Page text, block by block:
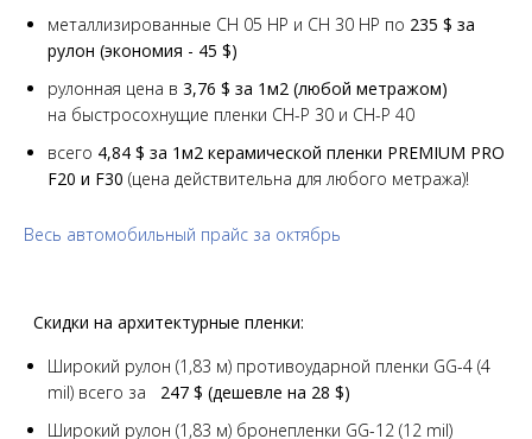
металлизированные СН 05 НР и СН 30 НР по 235 $ за
рулон (экономия - 45 $)
рулонная цена в 3,76 $ за 1м2 (любой метражом)
на быстросохнущие пленки СН-Р 30 и СН-Р 40
всего 4,84 $ за 1м2 керамической пленки PREMIUM PRO
F20 и F30 (цена действительна для любого метража)!
Весь автомобильный прайс за октябрь
Скидки на архитектурные пленки:
Широкий рулон (1,83 м) противоударной пленки GG-4 (4
mil) всего за 247 $ (дешевле на 28 $)
Широкий рулон (1,83 м) бронепленки GG-12 (12 mil)